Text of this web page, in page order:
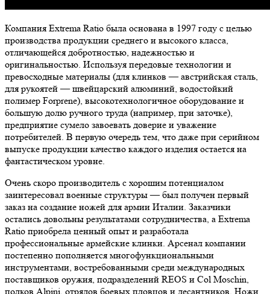
Компания Extrema Ratio была основана в 1997 году с целью
производства продукции среднего и высокого класса,
отличающейся добротностью, надежностью и
оригинальностью. Используя передовые технологии и
превосходные материалы (для клинков — австрийская сталь,
для рукоятей — швейцарский алюминий, водостойкий
полимер Forprene), высокотехнологичное оборудование и
большую долю ручного труда (например, при заточке),
предприятие сумело завоевать доверие и уважение
потребителей. В первую очередь тем, что даже при серийном
выпуске продукции качество каждого изделия остается на
фантастическом уровне.
Очень скоро производитель с хорошим потенциалом
заинтересовал военные структуры — был получен первый
заказ на создание ножей для армии Италии. Заказчики
остались довольны результатами сотрудничества, а Extrema
Ratio приобрела ценный опыт и разработала
профессиональные армейские клинки. Арсенал компании
постепенно пополняется многофункциональными
инструментами, востребованными среди международных
поставщиков оружия, подразделений REOS и Col Moschin,
полков Alpini, отрядов боевых пловцов и десантников. Ножи